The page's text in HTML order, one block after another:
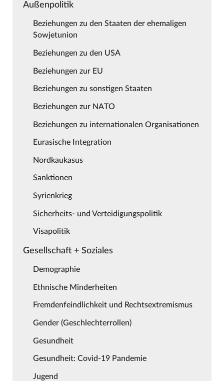
Außenpolitik
Beziehungen zu den Staaten der ehemaligen
Sowjetunion
Beziehungen zu den USA
Beziehungen zur EU
Beziehungen zu sonstigen Staaten
Beziehungen zur NATO
Beziehungen zu internationalen Organisationen
Eurasische Integration
Nordkaukasus
Sanktionen
Syrienkrieg
Sicherheits- und Verteidigungspolitik
Visapolitik
Gesellschaft + Soziales
Demographie
Ethnische Minderheiten
Fremdenfeindlichkeit und Rechtsextremismus
Gender (Geschlechterrollen)
Gesundheit
Gesundheit: Covid-19 Pandemie
Jugend